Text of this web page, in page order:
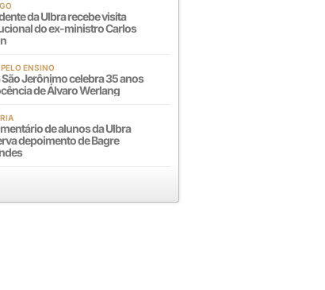
da Ulbra recebe visita
do ex-ministro Carlos
ENSINO
São Jerônimo celebra 35 anos
de Álvaro Werlang
de alunos da Ulbra
depoimento de Bagre